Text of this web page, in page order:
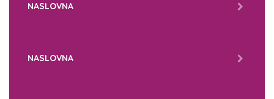
NASLOVNA
NASLOVNA